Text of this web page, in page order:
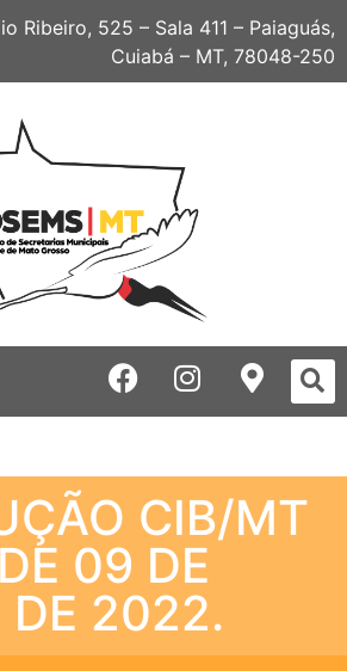
Ribeiro, 525 – Sala 411 – Paiaguás,
Cuiabá – MT, 78048-250
CIB/MT
09 DE
DE 2022.